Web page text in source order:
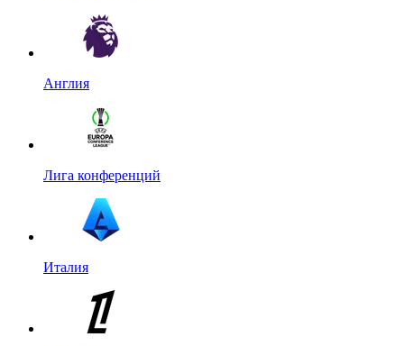
Англия
Лига конференций
Италия